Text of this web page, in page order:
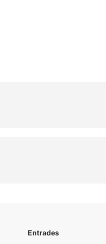
Entrades